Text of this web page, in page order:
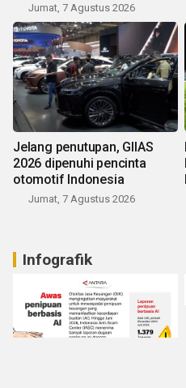
Jumat, 7 Agustus 2026
Jelang penutupan, GIIAS
2026 dipenuhi pencinta
otomotif Indonesia
Jumat, 7 Agustus 2026
Infografik